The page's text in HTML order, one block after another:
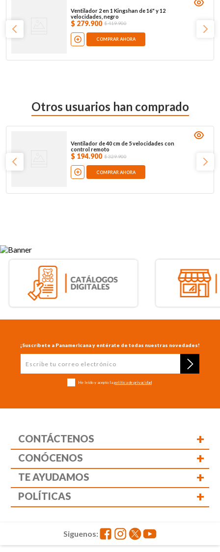
Ventilador 2 en 1 Kingshan de 16" y 12
velocidades, negro
$ 279.900 $419.900
COMPRAR AHORA
Otros usuarios han comprado
Ventilador de 40 cm de 5 velocidades con
control remoto
$ 194.900 $329.900
COMPRAR AHORA
¡Suscríbete a Panamericana y entérate de todas nuestras novedades!
He leído y acepto la política de privacidad
CONTÁCTENOS +
CONÓCENOS +
TE AYUDAMOS +
POLÍTICAS +
Siguenos: